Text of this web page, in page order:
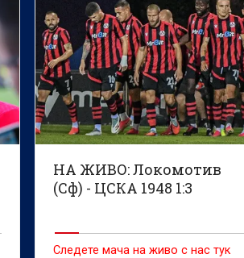
срещу ЦСКА 1948 в София
НА ЖИВО: Локомотив
(Сф) - ЦСКА 1948 1:3
Следете мача на живо с нас тук